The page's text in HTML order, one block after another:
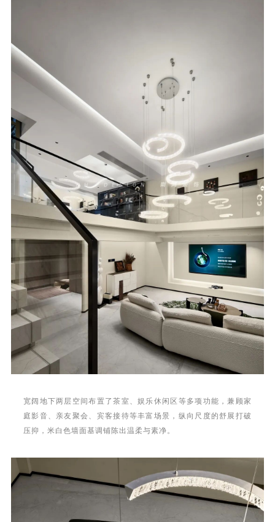
宽阔地下两层空间布置了茶室、娱乐休闲区等多项功能，兼顾家
庭影音、亲友聚会、宾客接待等丰富场景，纵向尺度的舒展打破
压抑，米白色墙面基调铺陈出温柔与素净。